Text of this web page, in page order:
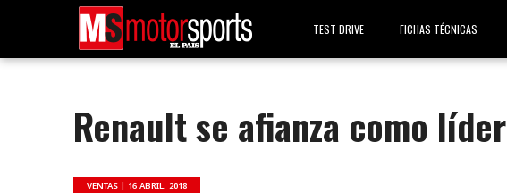
TEST DRIVE FICHAS TÉCNICAS
Renault se afianza como líder
VENTAS | 16 ABRIL, 2018